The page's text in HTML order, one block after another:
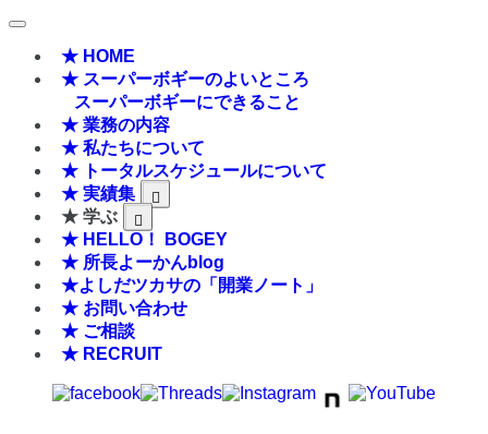
★ HOME
★ スーパーボギーのよいところ
スーパーボギーにできること
★ 業務の内容
★ 私たちについて
★ トータルスケジュールについて
★ 実績集
★ 学ぶ
★ HELLO！ BOGEY
★ 所長よーかんblog
★よしだツカサの「開業ノート」
★ お問い合わせ
★ ご相談
★ RECRUIT